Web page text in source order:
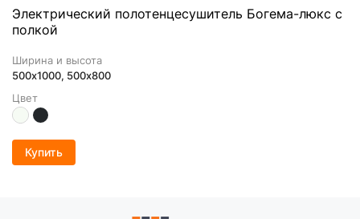
Электрический полотенцесушитель Богема-люкс с
полкой
Ширина и высота
500х1000, 500x800
Цвет
Купить